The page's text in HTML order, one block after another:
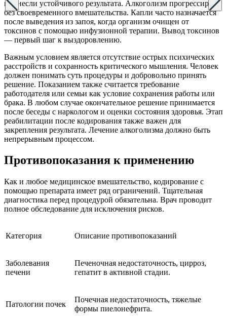
принесли устойчивого результата. Алкоголизм прогрессирует
без своевременного вмешательства. Капли часто назначается
после выведения из запоя, когда организм очищен от
токсинов с помощью инфузионной терапии. Вывод токсинов
— первый шаг к выздоровлению.
Важным условием является отсутствие острых психических
расстройств и сохранность критического мышления. Человек
должен понимать суть процедуры и добровольно принять
решение. Показанием также считается требование
работодателя или семьи как условие сохранения работы или
брака. В любом случае окончательное решение принимается
после беседы с наркологом и оценки состояния здоровья. Этап
реабилитации после кодирования также важен для
закрепления результата. Лечение алкоголизма должно быть
непрерывным процессом.
Противопоказания к применению
Как и любое медицинское вмешательство, кодирование с
помощью препарата имеет ряд ограничений. Тщательная
диагностика перед процедурой обязательна. Врач проводит
полное обследование для исключения рисков.
Категория Описание противопоказаний
Заболевания
печени
Печеночная недостаточность, цирроз,
гепатит в активной стадии.
Патологии почек
Почечная недостаточность, тяжелые
формы пиелонефрита.